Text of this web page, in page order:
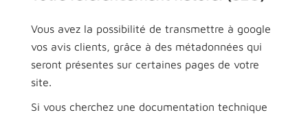
Vous avez la possibilité de transmettre à google
vos avis clients, grâce à des métadonnées qui
seront présentes sur certaines pages de votre
site.
Si vous cherchez une documentation technique